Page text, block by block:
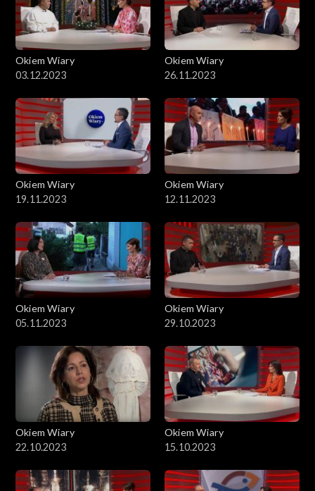
Okiem Wiary
03.12.2023
Okiem Wiary
26.11.2023
Okiem Wiary
19.11.2023
Okiem Wiary
12.11.2023
Okiem Wiary
05.11.2023
Okiem Wiary
29.10.2023
Okiem Wiary
22.10.2023
Okiem Wiary
15.10.2023